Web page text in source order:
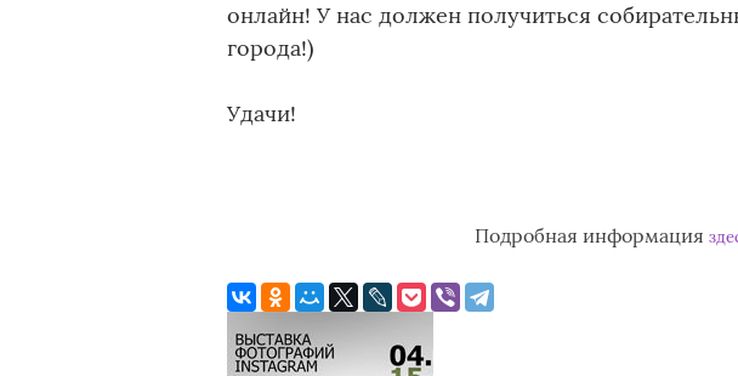
онлайн! У нас должен получиться
города!)
Удачи!
Подробная информация